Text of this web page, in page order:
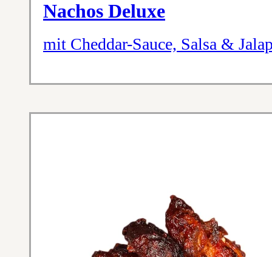
Nachos Deluxe
mit Cheddar-Sauce, Salsa &